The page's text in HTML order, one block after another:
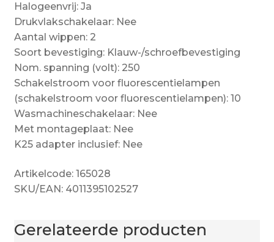
Halogeenvrij: Ja
Drukvlakschakelaar: Nee
Aantal wippen: 2
Soort bevestiging: Klauw-/schroefbevestiging
Nom. spanning (volt): 250
Schakelstroom voor fluorescentielampen
(schakelstroom voor fluorescentielampen): 10
Wasmachineschakelaar: Nee
Met montageplaat: Nee
K25 adapter inclusief: Nee
Artikelcode: 165028
SKU/EAN: 4011395102527
Gerelateerde producten